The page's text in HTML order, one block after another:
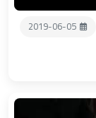
2019-06-05